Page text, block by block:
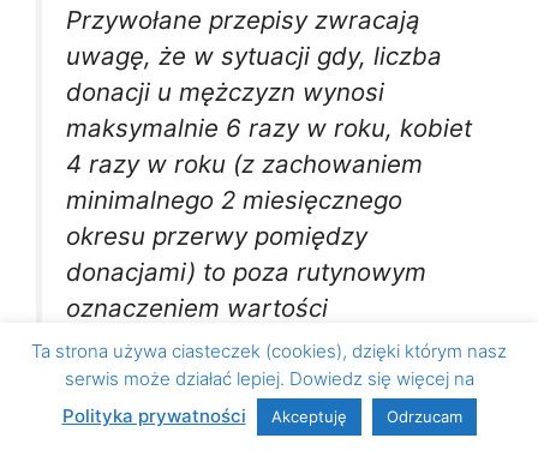
Przywołane przepisy zwracają
uwagę, że w sytuacji gdy, liczba
donacji u mężczyzn wynosi
maksymalnie 6 razy w roku, kobiet
4 razy w roku (z zachowaniem
minimalnego 2 miesięcznego
okresu przerwy pomiędzy
donacjami) to poza rutynowym
oznaczeniem wartości
hemoglobiny i hematokrytu,
wskazane jest również
monitorowanie deficytu zapasów
Ta strona używa ciasteczek (cookies), dzięki którym nasz
serwis może działać lepiej. Dowiedz się więcej na
Polityka prywatności
Akceptuję Odrzucam